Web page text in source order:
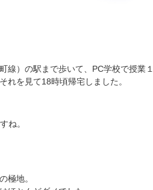
線）の駅まで歩いて、PC学校で授業
れを見て18時頃帰宅しました。
ね。
極地。